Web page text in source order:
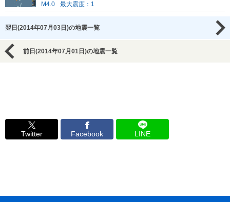
M4.0
最大震度：1
翌日(2014年07月03日)の地震一覧
前日(2014年07月01日)の地震一覧
Twitter Facebook LINE